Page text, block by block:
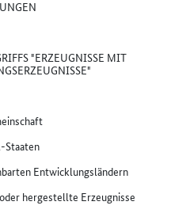
"ERZEUGNISSE MIT
Staaten
Entwicklungsländern
hergestellte Erzeugnisse